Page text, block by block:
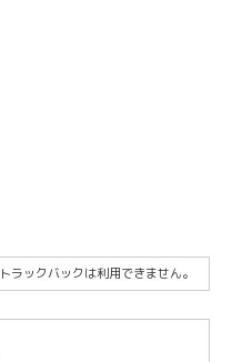
トラックバックは利用できません。